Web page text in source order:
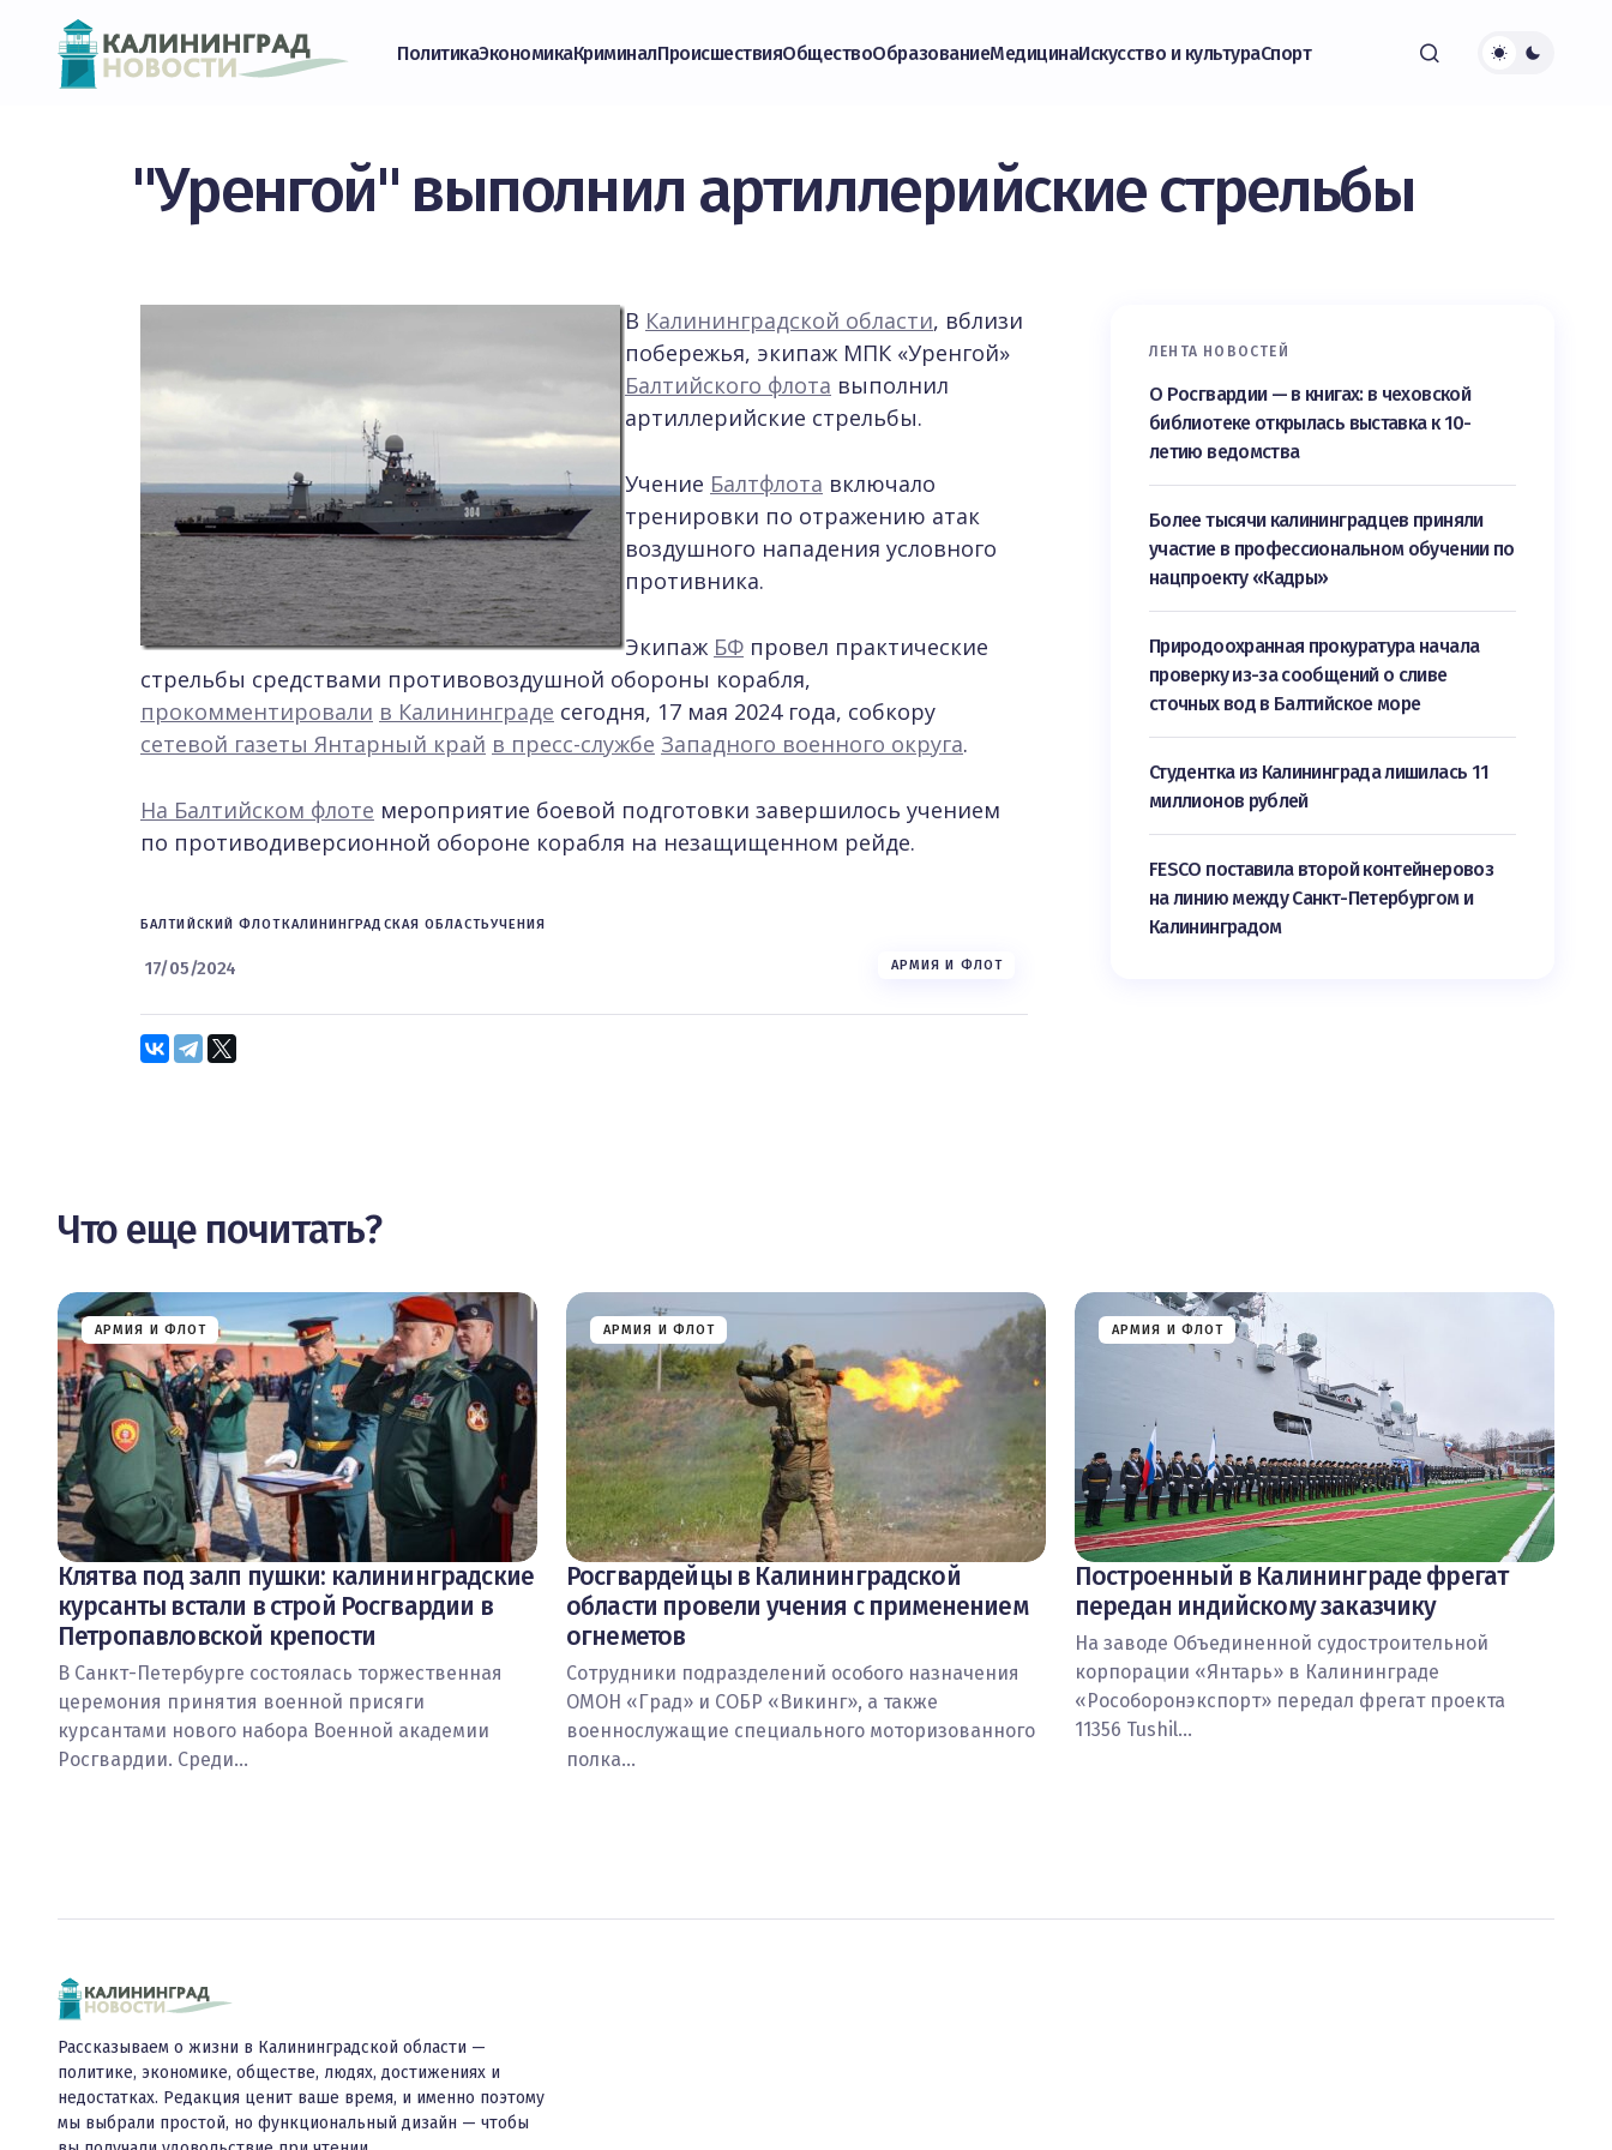
ПолитикаЭкономикаКриминалПроисшествияОбществоОбразованиеМедицинаИскусство и культураСпорт
"Уренгой" выполнил артиллерийские стрельбы
В Калининградской области, вблизи
побережья, экипаж МПК «Уренгой»
Балтийского флота выполнил
артиллерийские стрельбы.
Учение Балтфлота включало
тренировки по отражению атак
воздушного нападения условного
противника.
Экипаж БФ провел практические
стрельбы средствами противовоздушной обороны корабля,
прокомментировали в Калининграде сегодня, 17 мая 2024 года, собкору
сетевой газеты Янтарный край в пресс-службе Западного военного округа.
На Балтийском флоте мероприятие боевой подготовки завершилось учением
по противодиверсионной обороне корабля на незащищенном рейде.
БАЛТИЙСКИЙ ФЛОТКАЛИНИНГРАДСКАЯ ОБЛАСТЬУЧЕНИЯ
17/05/2024 АРМИЯ И ФЛОТ
ЛЕНТА НОВОСТЕЙ
О Росгвардии — в книгах: в чеховской
библиотеке открылась выставка к 10-
летию ведомства
Более тысячи калининградцев приняли
участие в профессиональном обучении по
нацпроекту «Кадры»
Природоохранная прокуратура начала
проверку из-за сообщений о сливе
сточных вод в Балтийское море
Студентка из Калининграда лишилась 11
миллионов рублей
FESCO поставила второй контейнеровоз
на линию между Санкт-Петербургом и
Калининградом
Что еще почитать?
АРМИЯ И ФЛОТ
Клятва под залп пушки: калининградские
курсанты встали в строй Росгвардии в
Петропавловской крепости
В Санкт-Петербурге состоялась торжественная
церемония принятия военной присяги
курсантами нового набора Военной академии
Росгвардии. Среди…
АРМИЯ И ФЛОТ
Росгвардейцы в Калининградской
области провели учения с применением
огнеметов
Сотрудники подразделений особого назначения
ОМОН «Град» и СОБР «Викинг», а также
военнослужащие специального моторизованного
полка…
АРМИЯ И ФЛОТ
Построенный в Калининграде фрегат
передан индийскому заказчику
На заводе Объединенной судостроительной
корпорации «Янтарь» в Калининграде
«Рособоронэкспорт» передал фрегат проекта
11356 Tushil…
Рассказываем о жизни в Калининградской области —
политике, экономике, обществе, людях, достижениях и
недостатках. Редакция ценит ваше время, и именно поэтому
мы выбрали простой, но функциональный дизайн — чтобы